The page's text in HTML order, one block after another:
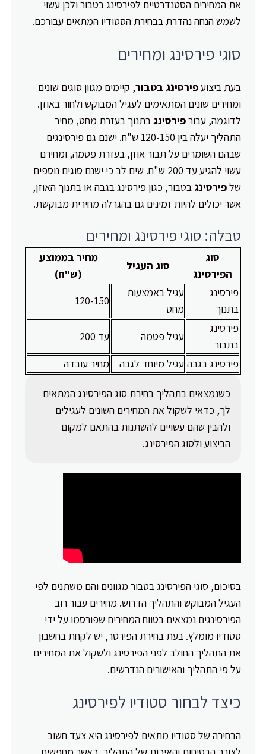
את המחירים הסטנדרטיים לפירסינג בטבור ולכן עשוי
לשמש הנחה נהדרת בבחירת הסטודיו המתאים עבורכם.
סוגי פירסינג ומחירים
בעת ביצועפירסינג בטבור, קיימים מגוון סוגים שונים
ומחירים שונים המתאימים לעגיל המבוקש ולחור באוזן.
לדוגמה, עבורפירסינגבתנוך בעזרת מחט, מחיר
התהליך יעלה בין 120-150 ש"ח. ישנם גם פירסינגים
שבהם השומרים על תבור אוזן, בעזרת פטמה, ומחירם
עשוי להגיע עד 200 ש"ח. שים לב כי ישנם סוגים נוספים
שלפירסינגבטבור, כגון פירסינג בגבה או בתנוך האוזן,
אשר יכולים להיות זמינים גם בהגרלה מחירית מבוקשת.
טבלה: סוגי פירסינג ומחירים
סוג
הפירסינג
סוג העגיל
מחיר בממוצע
(ש"ח)
פירסינג
בתנוך
עגיל באמצעות
מחט
120-150
פירסינג
בתבור
עגיל פטמה
עד 200
פירסינג בגבה עגיל מיוחד לגבה מחיר עובדה
כשנמצאים בתהליך בחירת סוג הפירסינג המתאים
לך, כדאי לשקול את המחירים השונים לעגילים
ולהבין שהם עשויים להשתנות בהתאם למקום
הביצוע ולסוג הפירסינג.
בסיכום, סוגי הפירסינג בטבור מגוונים והם משתנים לפי
העגיל המבוקש והתהליך הדרוש. מחירים עבור רוב
הפירסינגים נמצאים בטווח המחירים שפורסמו על ידי
סטודיו מומלץ. בעת בחירת הפירסר, יש לקחת בחשבון
את התהליך החולב לפני הפירסינג ולשקול את המחירים
על פי התהליך והאישורים הנדרשים.
כיצד לבחור סטודיו לפירסינג
הבחירה של סטודיו מתאים לפירסינג היא צעד חשוב